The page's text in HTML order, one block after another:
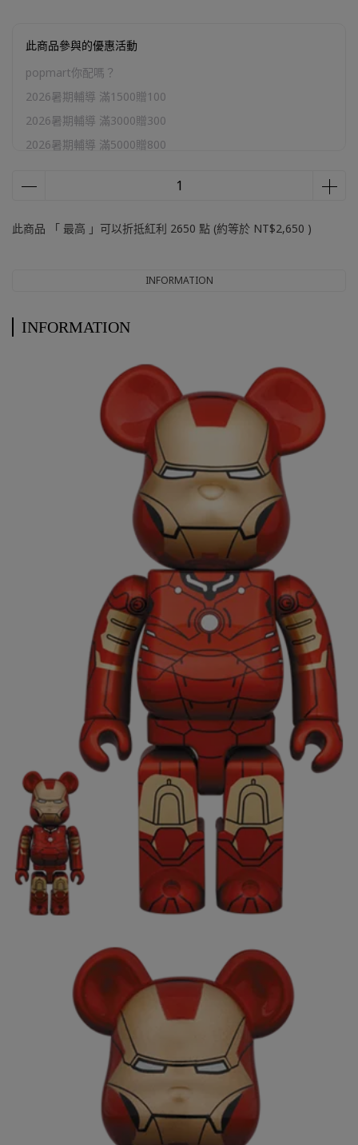
此商品參與的優惠活動
popmart你配嗎？
2026暑期輔導 滿1500贈100
2026暑期輔導 滿3000贈300
2026暑期輔導 滿5000贈800
官網加購區
此商品 「 最高 」可以折抵紅利 2650 點 (約等於 NT$2,650 )
INFORMATION
INFORMATION